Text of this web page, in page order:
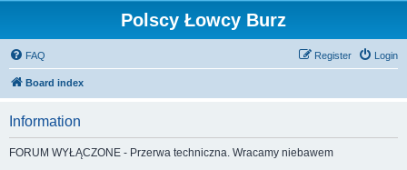
Polscy Łowcy Burz
FAQ Login
Register
Board index
Information
FORUM WYŁĄCZONE - Przerwa techniczna. Wracamy niebawem